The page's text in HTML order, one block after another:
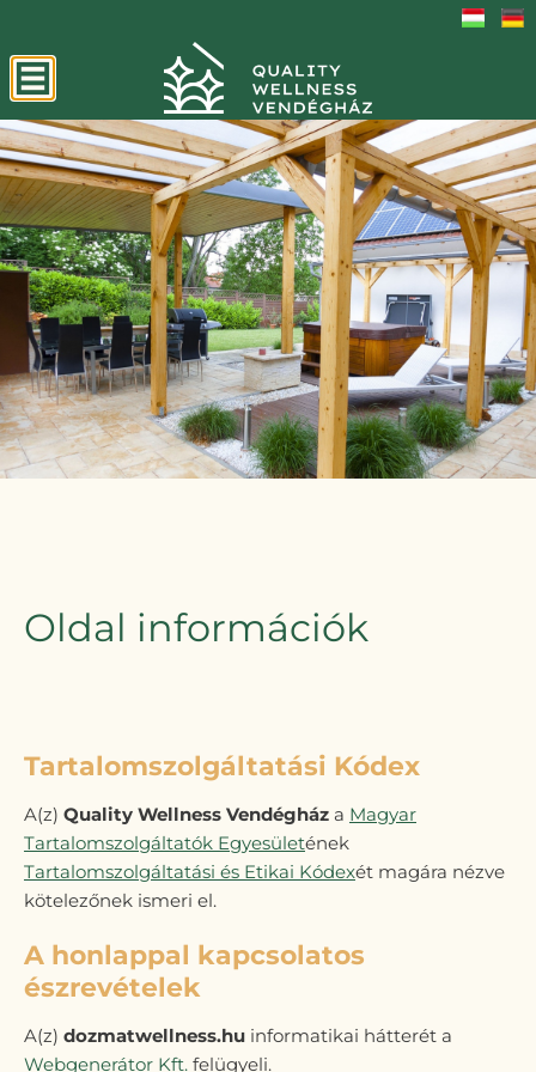
Oldal információk
Tartalomszolgáltatási Kódex
A(z) Quality Wellness Vendégház a Magyar
Tartalomszolgáltatók Egyesületének
Tartalomszolgáltatási és Etikai Kódexét magára nézve
kötelezőnek ismeri el.
A honlappal kapcsolatos
észrevételek
A(z) dozmatwellness.hu informatikai hátterét a
Webgenerátor Kft. felügyeli.